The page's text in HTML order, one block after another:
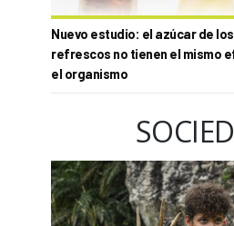
Nuevo estudio: el azúcar de
refrescos no tienen el mismo
el organismo